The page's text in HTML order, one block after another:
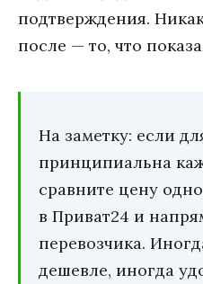
подтверждения.
после — то, что
На заметку: если
принципиальна
сравните цену
в Приват24 и
перевозчика.
дешевле, иногда